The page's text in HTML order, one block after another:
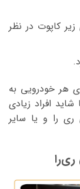
کاپوت در نظر
هر خودرویی به
افراد زیادی
را و یا سایر